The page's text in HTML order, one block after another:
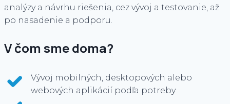
analýzy a návrhu riešenia, cez vývoj a testovanie, až
po nasadenie a podporu.
V čom sme doma?
Vývoj mobilných, desktopových alebo
webových aplikácií podľa potreby